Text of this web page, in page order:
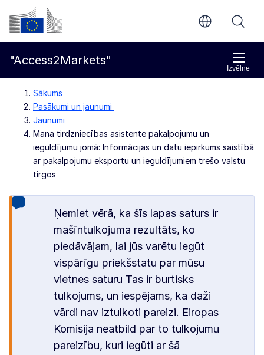
Pāriet uz galveno saturu
Eiropas Komisija
Izvēlne
"Access2Markets"
Sākums
Pasākumi un jaunumi
Jaunumi
Mana tirdzniecības asistente pakalpojumu un
ieguldījumu jomā: Informācijas un datu iepirkums saistībā
ar pakalpojumu eksportu un ieguldījumiem trešo valstu
tirgos
Ņemiet vērā, ka šīs lapas saturs ir
mašīntulkojuma rezultāts, ko
piedāvājam, lai jūs varētu iegūt
vispārīgu priekšstatu par mūsu
vietnes saturu Tas ir burtisks
tulkojums, un iespējams, ka daži
vārdi nav iztulkoti pareizi. Eiropas
Komisija neatbild par to tulkojumu
pareizību, kuri iegūti ar šā